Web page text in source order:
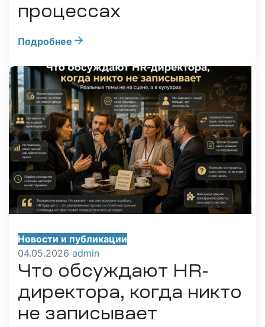
процессах
Подробнее
Новости и публикации
Что обсуждают HR-
директора, когда никто
не записывает
04.05.2026 admin